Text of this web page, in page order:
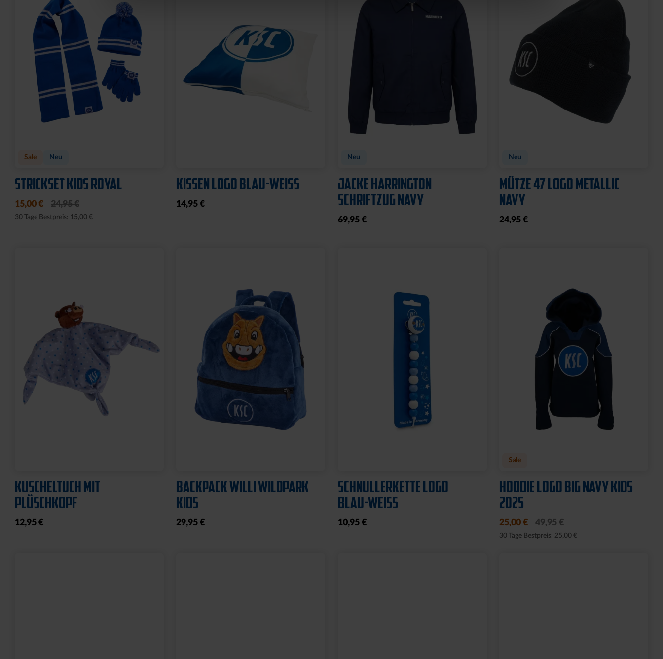
Sale Neu
STRICKSET KIDS ROYAL
15,00 € 24,95 €
30 Tage Bestpreis: 15,00 €
KISSEN LOGO BLAU-WEISS
14,95 €
Neu
JACKE HARRINGTON
SCHRIFTZUG NAVY
69,95 €
Neu
MÜTZE 47 LOGO METALLIC
NAVY
24,95 €
KUSCHELTUCH MIT
PLÜSCHKOPF
12,95 €
BACKPACK WILLI WILDPARK
KIDS
29,95 €
SCHNULLERKETTE LOGO
BLAU-WEISS
10,95 €
Sale
HOODIE LOGO BIG NAVY KIDS
2025
25,00 € 49,95 €
30 Tage Bestpreis: 25,00 €